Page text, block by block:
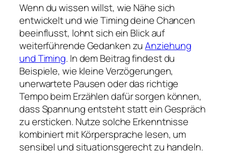
Wenn du wissen willst, wie Nähe sich
entwickelt und wie Timing deine Chancen
beeinflusst, lohnt sich ein Blick auf
weiterführende Gedanken zuAnziehung
und Timing. In dem Beitrag findest du
Beispiele, wie kleine Verzögerungen,
unerwartete Pausen oder das richtige
Tempo beim Erzählen dafür sorgen können,
dass Spannung entsteht statt ein Gespräch
zu ersticken. Nutze solche Erkenntnisse
kombiniert mit Körpersprache lesen, um
sensibel und situationsgerecht zu handeln.